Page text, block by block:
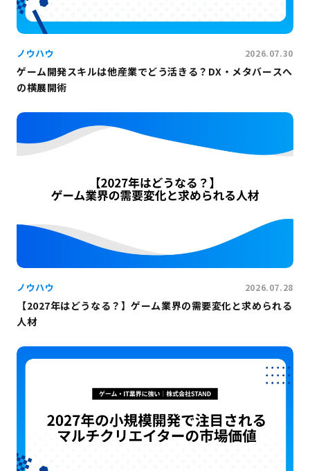
ノウハウ 2026.07.30
ゲーム開発スキルは他産業でどう活きる？DX・メタバースへ
の横展開術
ノウハウ 2026.07.28
【2027年はどうなる？】ゲーム業界の需要変化と求められる
人材